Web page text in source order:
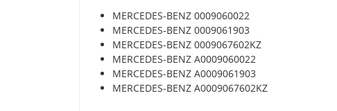
MERCEDES-BENZ 0009060022
MERCEDES-BENZ 0009061903
MERCEDES-BENZ 0009067602KZ
MERCEDES-BENZ A0009060022
MERCEDES-BENZ A0009061903
MERCEDES-BENZ A0009067602KZ